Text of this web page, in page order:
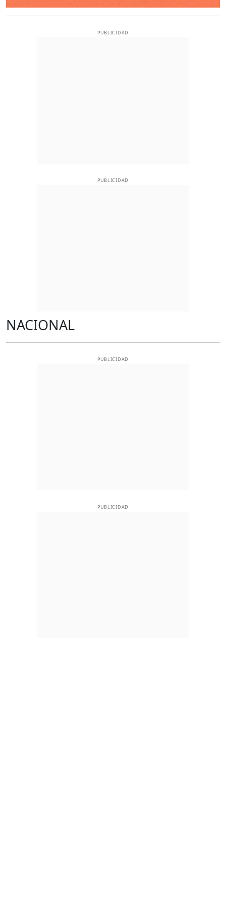
PUBLICIDAD
PUBLICIDAD
NACIONAL
PUBLICIDAD
PUBLICIDAD